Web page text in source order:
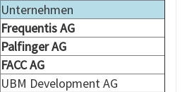
Unternehmen
Frequentis AG
Palfinger AG
FACC AG
UBM Development AG